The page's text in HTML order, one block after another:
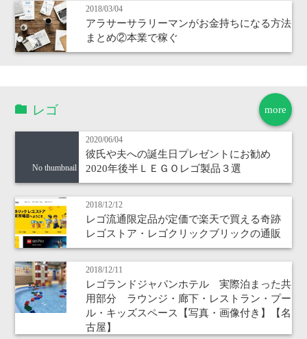
2018/03/04
アラサーサラリーマンがお金持ちになる方法
まとめ②本業で稼ぐ
more
レゴ
No thumbnail
2020/06/04
彼氏や夫への誕生日プレゼントにお勧め
2020年後半ＬＥＧＯレゴ製品３選
2018/12/12
レゴ流通限定品が定価で楽天で買える奇跡
レゴストア・レゴクリックブリックの通販
2018/12/11
レゴランドジャパンホテル 実際泊まった共
用部分 ラウンジ・廊下・レストラン・プー
ル・キッズスペース【写真・画像付き】【名
古屋】